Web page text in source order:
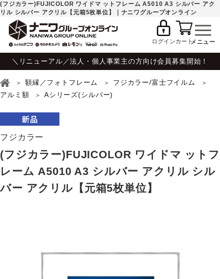
(フジカラー)FUJICOLOR ワイドマ ットフレーム A5010 A3 シルバー アク
リル シルバー アクリル【元箱5枚単位】｜ナニワグループオンライン
ログインカート
＼リニューアル／法人・個人事業主の方向け会員募集開始！
額縁／フォトフレーム
フジカラー/富士フイルム
アルミ額
Aシリーズ(シルバー)
フジカラー
(フジカラー)FUJICOLOR ワイドマ ットフ
レーム A5010 A3 シルバー アクリル シル
バー アクリル【元箱5枚単位】